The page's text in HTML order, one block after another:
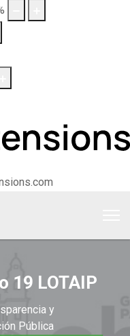
19 LOTAIP
y
Pública